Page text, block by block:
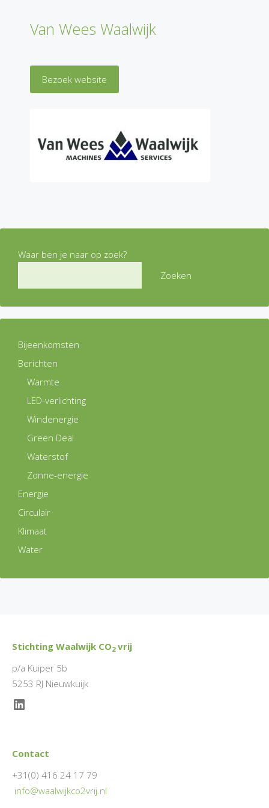
Van Wees Waalwijk
Bezoek website
Waar ben je naar op zoek?
Zoeken
Bijeenkomsten
Berichten
Warmte
LED-verlichting
Windenergie
Green Deal
Waterstof
Zonne-energie
Energie
Circulair
Klimaat
Water
Stichting Waalwijk CO2vrij
p/a Kuiper 5b
5253 RJ Nieuwkuijk
LinkedIn
Contact
+31(0) 416 24 17 79
info@waalwijkco2vrij.nl